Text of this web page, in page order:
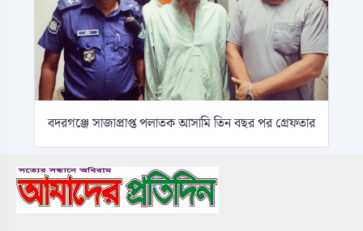
বদরগঞ্জে সাজাপ্রাপ্ত পলাতক আসামি তিন বছর পর গ্রেফতার